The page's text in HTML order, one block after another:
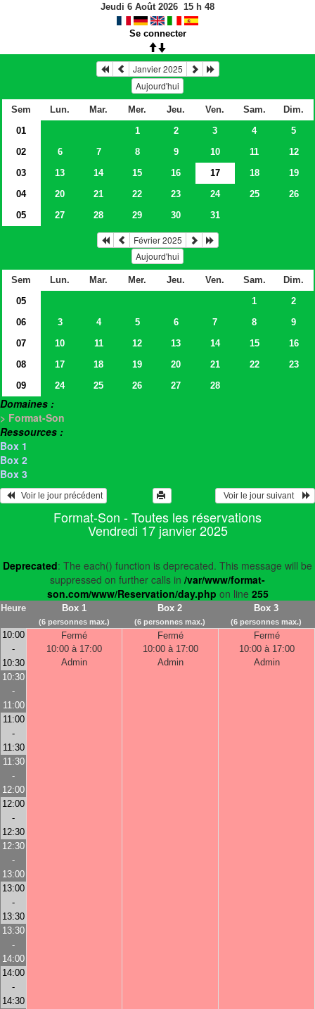
Jeudi 6 Août 2026 15 h 48
Se connecter
Janvier 2025
Aujourd'hui
Sem Lun. Mar. Mer. Jeu. Ven. Sam.
Dim.
01
1 2 3 4
5
02
6 7 8 9 10 11
12
03
13 14 15 16 17 18
19
04
20 21 22 23 24 25
26
05
27 28 29 30 31
Février 2025
Aujourd'hui
Sem Lun. Mar. Mer. Jeu. Ven. Sam.
Dim.
05
1
2
06
3 4 5 6 7 8
9
07
10 11 12 13 14 15
16
08
17 18 19 20 21 22
23
09
24 25 26 27 28
Domaines :
> Format-Son
Ressources :
Box 1
Box 2
Box 3
   Voir le jour précédent
  Voir le jour suivant
Format-Son - Toutes les réservations
Vendredi 17 janvier 2025
Deprecated: The each() function is deprecated. This message will be
suppressed on further calls in /var/www/format-
son.com/www/Reservation/day.php on line 255
Heure Box 1
(6 personnes max.)
Box 2
(6 personnes max.)
Box 3
(6 personnes max.)
10:00
-
10:30
Fermé
10:00 à 17:00
Admin
Fermé
10:00 à 17:00
Admin
Fermé
10:00 à 17:00
Admin
10:30
-
11:00
11:00
-
11:30
11:30
-
12:00
12:00
-
12:30
12:30
-
13:00
13:00
-
13:30
13:30
-
14:00
14:00
-
14:30